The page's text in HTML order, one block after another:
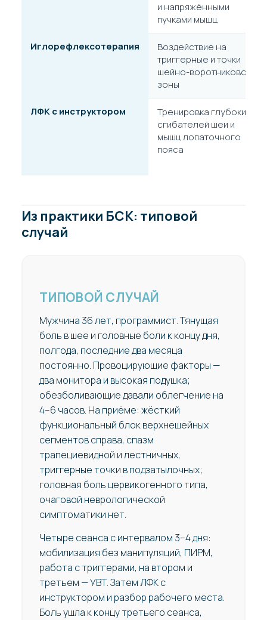
и напряжёнными
пучками мышц
Иглорефлексотерапия
Воздействие на
триггерные и точки
шейно-воротниковой
зоны
ЛФК с инструктором
Тренировка глубоких
сгибателей шеи и
мышц лопаточного
пояса
Из практики БСК: типовой
случай
ТИПОВОЙ СЛУЧАЙ
Мужчина 36 лет, программист. Тянущая
боль в шее и головные боли к концу дня,
полгода, последние два месяца
постоянно. Провоцирующие факторы —
два монитора и высокая подушка;
обезболивающие давали облегчение на
4–6 часов. На приёме: жёсткий
функциональный блок верхнешейных
сегментов справа, спазм
трапециевидной и лестничных,
триггерные точки в подзатылочных;
головная боль цервикогенного типа,
очаговой неврологической
симптоматики нет.
Четыре сеанса с интервалом 3–4 дня:
мобилизация без манипуляций, ПИРМ,
работа с триггерами, на втором и
третьем — УВТ. Затем ЛФК с
инструктором и разбор рабочего места.
Боль ушла к концу третьего сеанса,